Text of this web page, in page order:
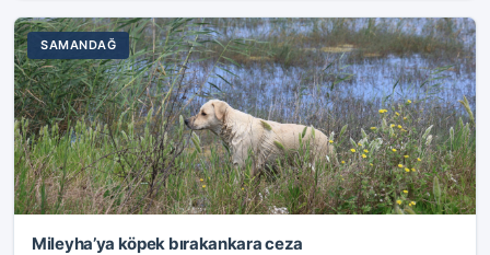
SAMANDAĞ
Mileyha’ya köpek bırakankara ceza